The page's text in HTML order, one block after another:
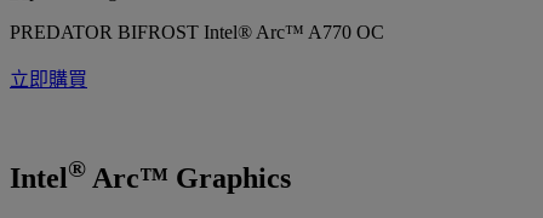
PREDATOR BIFROST Intel® Arc™ A770 OC
立即購買
Intel ® Arc™ Graphics